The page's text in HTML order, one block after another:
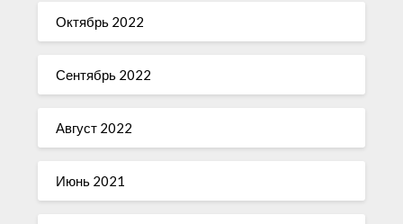
Октябрь 2022
Сентябрь 2022
Август 2022
Июнь 2021